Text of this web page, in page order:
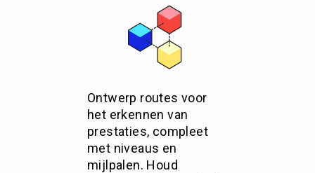
Ontwerp routes voor
het erkennen van
prestaties, compleet
met niveaus en
mijlpalen. Houd